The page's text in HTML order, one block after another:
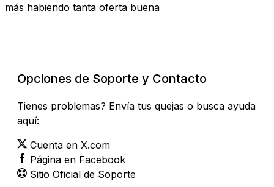
más habiendo tanta oferta buena
Opciones de Soporte y Contacto
Tienes problemas? Envía tus quejas o busca ayuda
aquí:
Cuenta en X.com
Página en Facebook
Sitio Oficial de Soporte